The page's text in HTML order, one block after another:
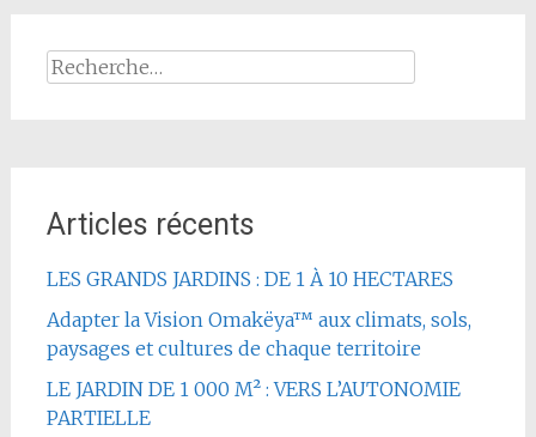
Rechercher :
Articles récents
LES GRANDS JARDINS : DE 1 À 10 HECTARES
Adapter la Vision Omakëya™ aux climats, sols,
paysages et cultures de chaque territoire
LE JARDIN DE 1 000 M² : VERS L’AUTONOMIE
PARTIELLE